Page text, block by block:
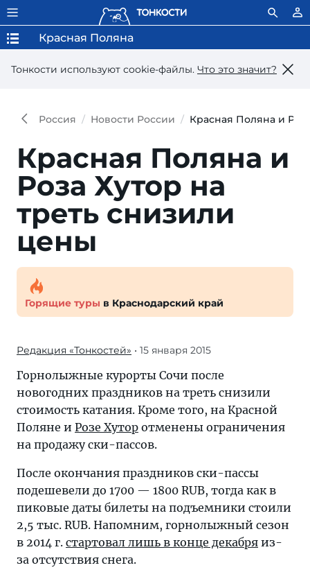
Тонкости используют сookie-файлы. Что это значит?
Красная Поляна
Россия Новости России Красная Поляна и
Красная Поляна и
Роза Хутор на
треть снизили
цены
Горящие туры в Краснодарский край
Редакция «Тонкостей» • 15 января 2015
Горнолыжные курорты Сочи после
новогодних праздников на треть снизили
стоимость катания. Кроме того, на Красной
Поляне и Розе Хутор отменены ограничения
на продажу ски-пассов.
После окончания праздников ски-пассы
подешевели до 1700 — 1800 RUB, тогда как в
пиковые даты билеты на подъемники стоили
2,5 тыс. RUB. Напомним, горнолыжный сезон
в 2014 г. стартовал лишь в конце декабря из-
за отсутствия снега.